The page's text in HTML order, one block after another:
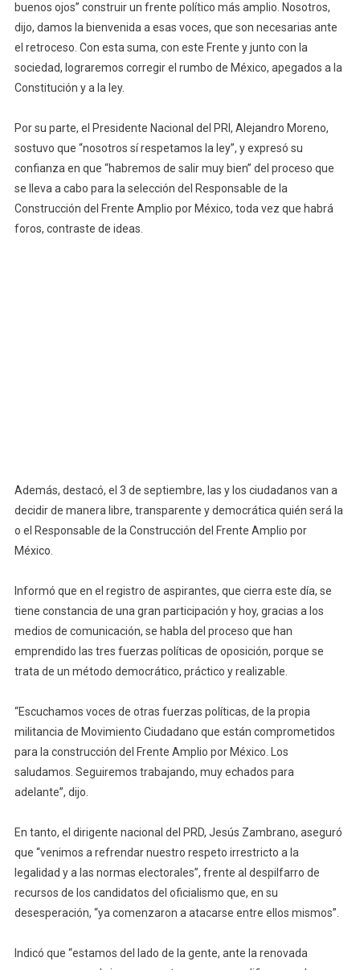
buenos ojos” construir un frente político más amplio. Nosotros,
dijo, damos la bienvenida a esas voces, que son necesarias ante
el retroceso. Con esta suma, con este Frente y junto con la
sociedad, lograremos corregir el rumbo de México, apegados a la
Constitución y a la ley.
Por su parte, el Presidente Nacional del PRI, Alejandro Moreno,
sostuvo que “nosotros sí respetamos la ley”, y expresó su
confianza en que “habremos de salir muy bien” del proceso que
se lleva a cabo para la selección del Responsable de la
Construcción del Frente Amplio por México, toda vez que habrá
foros, contraste de ideas.
Además, destacó, el 3 de septiembre, las y los ciudadanos van a
decidir de manera libre, transparente y democrática quién será la
o el Responsable de la Construcción del Frente Amplio por
México.
Informó que en el registro de aspirantes, que cierra este día, se
tiene constancia de una gran participación y hoy, gracias a los
medios de comunicación, se habla del proceso que han
emprendido las tres fuerzas políticas de oposición, porque se
trata de un método democrático, práctico y realizable.
“Escuchamos voces de otras fuerzas políticas, de la propia
militancia de Movimiento Ciudadano que están comprometidos
para la construcción del Frente Amplio por México. Los
saludamos. Seguiremos trabajando, muy echados para
adelante”, dijo.
En tanto, el dirigente nacional del PRD, Jesús Zambrano, aseguró
que “venimos a refrendar nuestro respeto irrestricto a la
legalidad y a las normas electorales”, frente al despilfarro de
recursos de los candidatos del oficialismo que, en su
desesperación, “ya comenzaron a atacarse entre ellos mismos”.
Indicó que “estamos del lado de la gente, ante la renovada